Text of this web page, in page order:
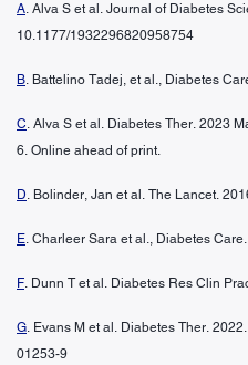
A. Alva S et al. Journal of Diabetes
10.1177/1932296820958754
B. Battelino Tadej, et al., Diabetes
C. Alva S et al. Diabetes Ther. 2023
6. Online ahead of print.
D. Bolinder, Jan et al. The Lancet.
E. Charleer Sara et al., Diabetes
F. Dunn T et al. Diabetes Res Clin
G. Evans M et al. Diabetes Ther.
01253-9